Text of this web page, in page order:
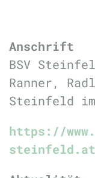
Anschrift
BSV
Ranner,
Steinfeld
https://